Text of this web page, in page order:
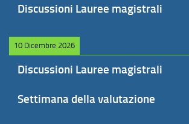
Discussioni Lauree magistrali
10 Dicembre 2026
Discussioni Lauree magistrali
Settimana della valutazione